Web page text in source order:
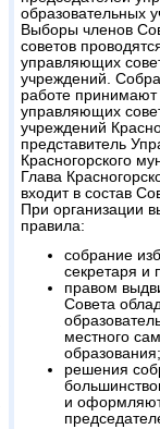
образовательных
Выборы членов
советов
управляющих
учреждений.
работе
управляющих
учреждений
представитель
Красногорского
Глава
входит в состав
При организации
правила:
собрание
секретаря и
правом
Совета
местного
образования;
решения
и